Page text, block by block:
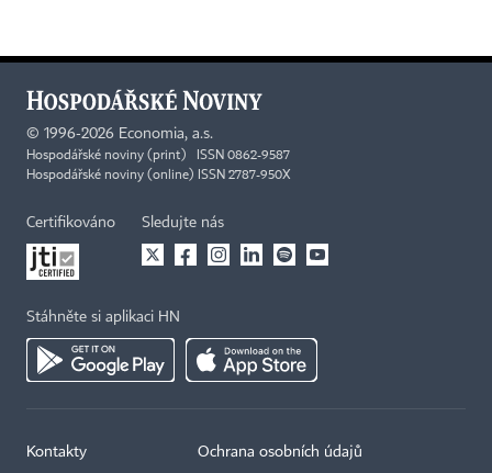
© 1996-2026 Economia, a.s.
Hospodářské noviny (print) ISSN 0862-9587
Hospodářské noviny (online) ISSN 2787-950X
Certifikováno Sledujte nás
Stáhněte si aplikaci HN
Kontakty Ochrana osobních údajů